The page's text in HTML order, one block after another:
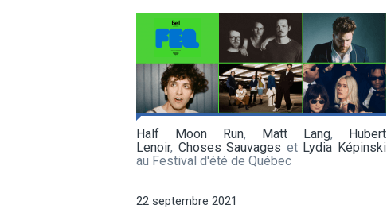
Half Moon Run, Matt Lang, Hubert
Lenoir, Choses Sauvages et Lydia Képinski
au Festival d'été de Québec
22 septembre 2021